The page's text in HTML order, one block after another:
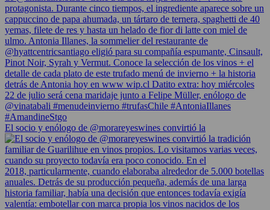
El socio y enólogo de @morareyeswines convirtió la